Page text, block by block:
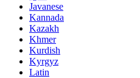
Javanese
Kannada
Kazakh
Khmer
Kurdish
Kyrgyz
Latin